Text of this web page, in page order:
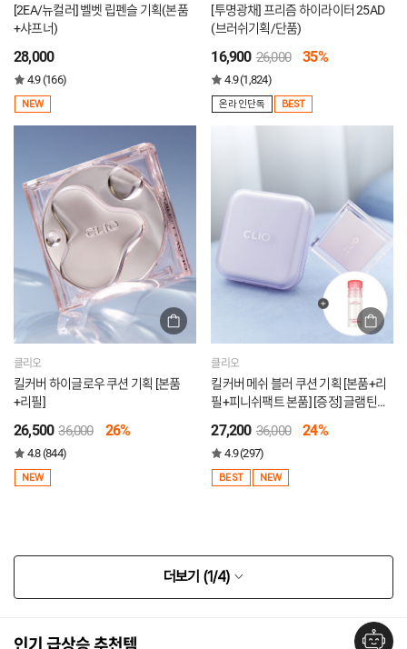
[2EA/뉴컬러] 벨벳 립펜슬 기획(본품
+샤프너)
28,000
4.9 (166)
NEW
[투명광채] 프리즘 하이라이터 25AD
(브러쉬기획/단품)
16,900 26,000 35%
4.9 (1,824)
온라인단독 BEST
클리오
킬커버 하이글로우 쿠션 기획 [본품
+리필]
26,500 36,000 26%
4.8 (844)
NEW
클리오
킬커버 메쉬 블러 쿠션 기획 [본품+리
필+피니쉬팩트 본품] [증정] 글램틴트
27,200 36,000 24%
4.9 (297)
BEST NEW
더보기 (1/4)
인기 급상승 추천템